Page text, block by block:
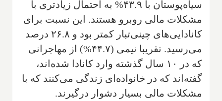
سیاه‌پوستان با ۴۳.۹% به احتمال زیادتری با
مشکلات مالی روبرو هستند. این نسبت برای
کانادایی‌های چینی‌تبار کمتر بود و ۲۶.۸ درصد
می‌رسید. تقریبا نیمی (۴۴.۷%) از مهاجرانی
که در ۱۰ سال گذشته وارد کانادا شده‌اند،
گفته‌اند که در خانواده‌ای زندگی می‌کنند که با
مشکلات مالی بسیار دشوار درگیرند.